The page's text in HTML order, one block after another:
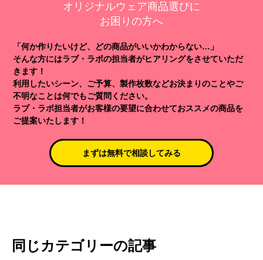
オリジナルウェア商品選びに
お困りの方へ
「何か作りたいけど、どの商品がいいかわからない…」
そんな方にはラブ・ラボの担当者がヒアリングをさせていただ
きます！
利用したいシーン、ご予算、製作枚数などお決まりのことやご
不明なことは何でもご質問ください。
ラブ・ラボ担当者がお客様の要望に合わせておススメの商品を
ご提案いたします！
まずは無料で相談してみる
同じカテゴリーの記事